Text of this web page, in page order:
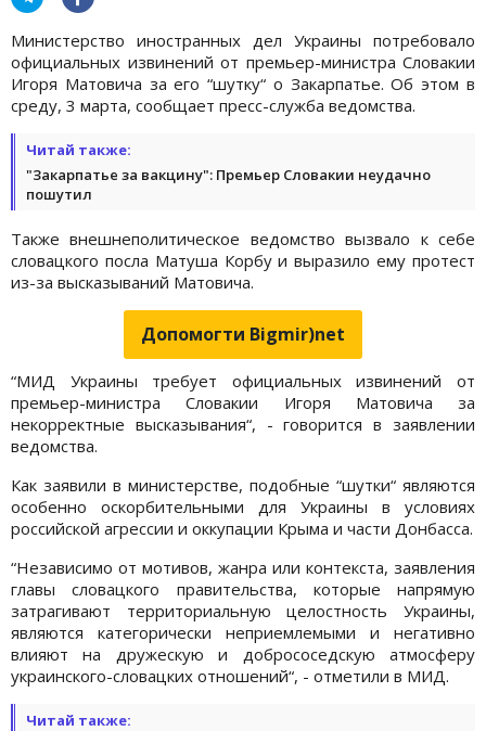
Министерство иностранных дел Украины потребовало
официальных извинений от премьер-министра Словакии
Игоря Матовича за его “шутку“ о Закарпатье. Об этом в
среду, 3 марта, сообщает пресс-служба ведомства.
Читай также:
"Закарпатье за вакцину": Премьер Словакии неудачно
пошутил
Также внешнеполитическое ведомство вызвало к себе
словацкого посла Матуша Корбу и выразило ему протест
из-за высказываний Матовича.
Допомогти Bigmir)net
“МИД Украины требует официальных извинений от
премьер-министра Словакии Игоря Матовича за
некорректные высказывания“, - говорится в заявлении
ведомства.
Как заявили в министерстве, подобные “шутки“ являются
особенно оскорбительными для Украины в условиях
российской агрессии и оккупации Крыма и части Донбасса.
“Независимо от мотивов, жанра или контекста, заявления
главы словацкого правительства, которые напрямую
затрагивают территориальную целостность Украины,
являются категорически неприемлемыми и негативно
влияют на дружескую и добрососедскую атмосферу
украинского-словацких отношений“, - отметили в МИД.
Читай также: